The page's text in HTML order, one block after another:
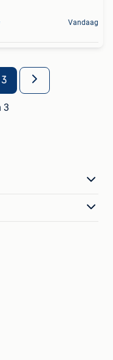
Vandaag
3
3